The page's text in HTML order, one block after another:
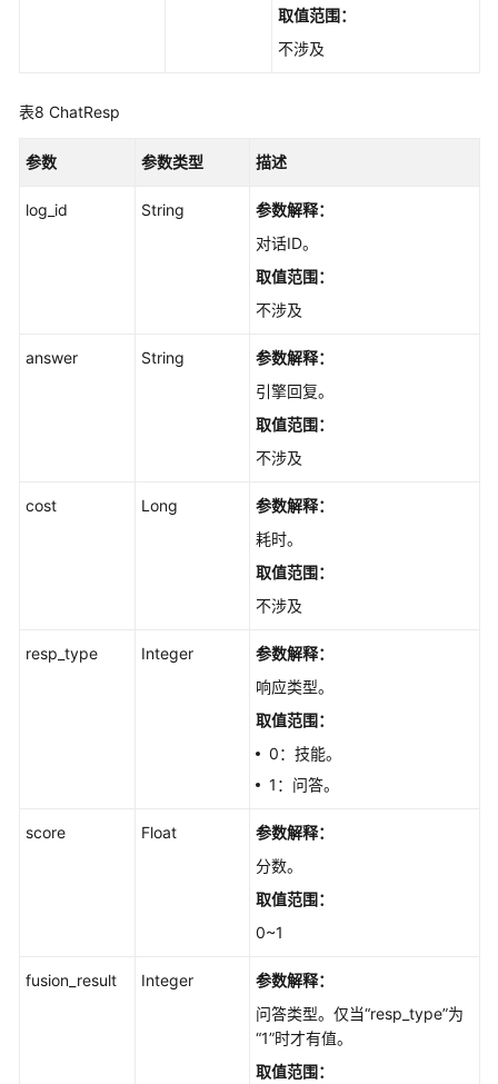
取值范围：
不涉及
表8 ChatResp
参数 参数类型 描述
log_id String
参数解释：
对话ID。
取值范围：
不涉及
answer String
参数解释：
引擎回复。
取值范围：
不涉及
cost Long
参数解释：
耗时。
取值范围：
不涉及
resp_type Integer
参数解释：
响应类型。
取值范围：
0：技能。
1：问答。
score Float
参数解释：
分数。
取值范围：
0~1
fusion_result Integer
参数解释：
问答类型。仅当“resp_type”为
“1”时才有值。
取值范围：